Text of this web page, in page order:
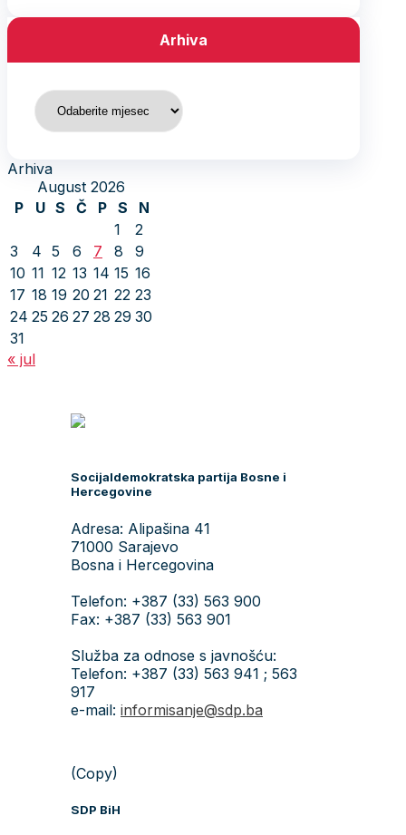
Arhiva
Arhiva
Arhiva
August 2026
P
U S Č P S
N
1
2
3
4 5 6 7 8
9
10 11 12 13 14 15 16
17 18 19 20 21 22 23
24 25 26 27 28 29 30
31
« jul
Socijaldemokratska partija Bosne i
Hercegovine
Adresa: Alipašina 41
71000 Sarajevo
Bosna i Hercegovina
Telefon: +387 (33) 563 900
Fax: +387 (33) 563 901
Služba za odnose s javnošću:
Telefon: +387 (33) 563 941 ; 563
917
e-mail: informisanje@sdp.ba
(Copy)
SDP BiH